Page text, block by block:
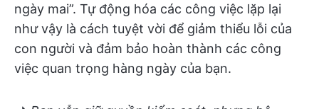
ngày mai”. Tự động hóa các công việc lặp lại
như vậy là cách tuyệt vời để giảm thiểu lỗi của
con người và đảm bảo hoàn thành các công
việc quan trọng hàng ngày của bạn.